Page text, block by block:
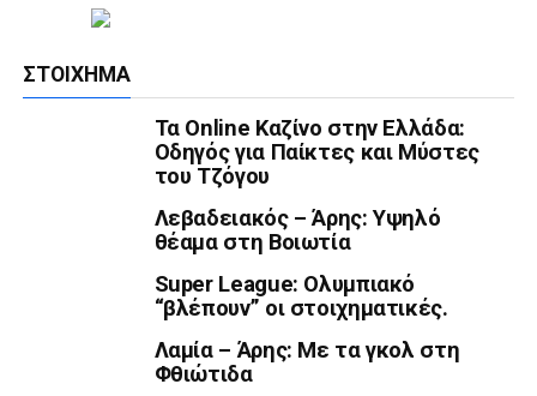
ΣΤΟΊΧΗΜΑ
Τα Online Καζίνο στην Ελλάδα:
Οδηγός για Παίκτες και Μύστες
του Τζόγου
Λεβαδειακός – Άρης: Υψηλό
θέαμα στη Βοιωτία
Super League: Ολυμπιακό
“βλέπουν” οι στοιχηματικές.
Λαμία – Άρης: Με τα γκολ στη
Φθιώτιδα